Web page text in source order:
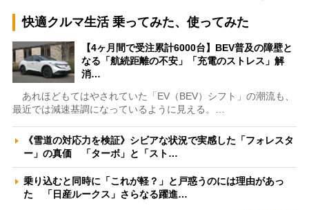
快適クルマ生活 乗ってみた、使ってみた
【4ヶ月間で受注累計6000台】BEV普及の障壁と
なる「航続距離の不安」「充電のストレス」解
消…
あれほどもてはやされていた「EV（BEV）シフト」の潮流も、
最近では減速基調になっているように見える。…
《雪道の対応力を検証》シビアな状況で実感した「フォレスタ
ー」の真価 「ターボ」と「スト…
乗り込むと同時に「これが軽？」と戸惑うのには理由があっ
た 「日産ルークス」さらなる躍進…